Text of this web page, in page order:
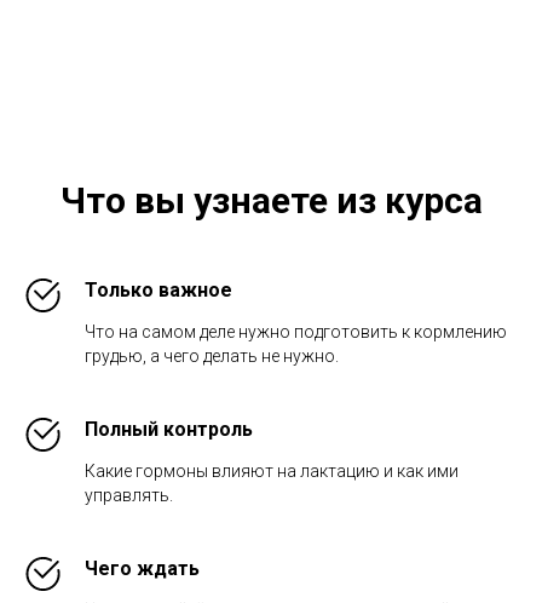
Что вы узнаете из курса
Только важное
Что на самом деле нужно подготовить к кормлению
грудью, а чего делать не нужно.
Полный контроль
Какие гормоны влияют на лактацию и как ими
управлять.
Чего ждать